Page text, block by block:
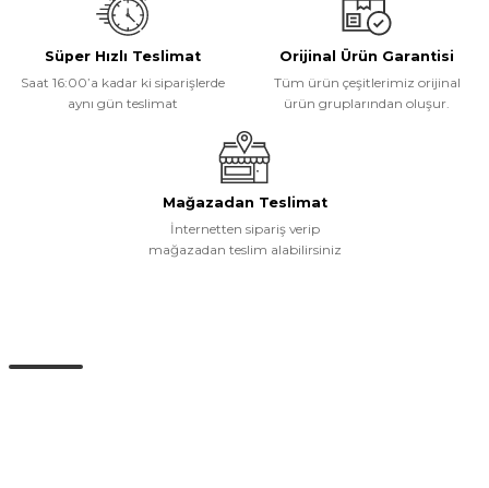
Bu ürüne benzer farklı alternatifler olmalı.
Gönder
Süper Hızlı Teslimat
Saat 16:00’a kadar ki siparişlerde
aynı gün teslimat
Orijinal Ürün Garantisi
Tüm ürün çeşitlerimiz orijinal
ürün gruplarından oluşur.
Mağazadan Teslimat
İnternetten sipariş verip
mağazadan teslim alabilirsiniz